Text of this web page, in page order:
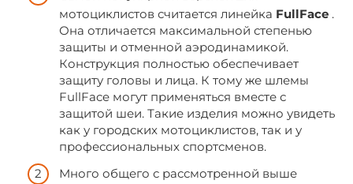
мотоциклистов считается линейка FullFace .
Она отличается максимальной степенью
защиты и отменной аэродинамикой.
Конструкция полностью обеспечивает
защиту головы и лица. К тому же шлемы
FullFace могут применяться вместе с
защитой шеи. Такие изделия можно увидеть
как у городских мотоциклистов, так и у
профессиональных спортсменов.
Много общего с рассмотренной выше